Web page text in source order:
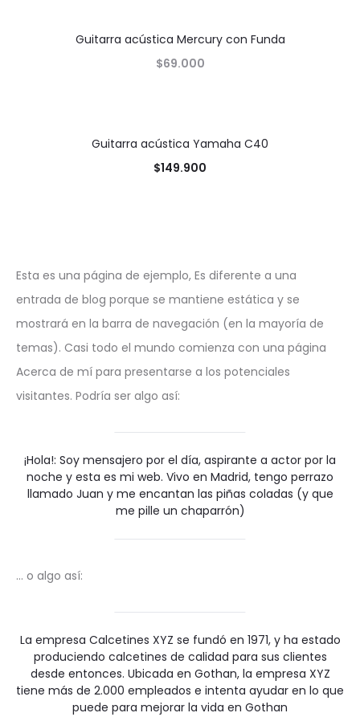
DESTACADOGuitarra acústica Mercury con Funda
$69.000
Guitarra acústica Yamaha C40
$149.900
Esta es una página de ejemplo, Es diferente a una
entrada de blog porque se mantiene estática y se
mostrará en la barra de navegación (en la mayoría de
temas). Casi todo el mundo comienza con una página
Acerca de mí para presentarse a los potenciales
visitantes. Podría ser algo así:
¡Hola!: Soy mensajero por el día, aspirante a actor por la
noche y esta es mi web. Vivo en Madrid, tengo perrazo
llamado Juan y me encantan las piñas coladas (y que
me pille un chaparrón)
… o algo así:
La empresa Calcetines XYZ se fundó en 1971, y ha estado
produciendo calcetines de calidad para sus clientes
desde entonces. Ubicada en Gothan, la empresa XYZ
tiene más de 2.000 empleados e intenta ayudar en lo que
puede para mejorar la vida en Gothan